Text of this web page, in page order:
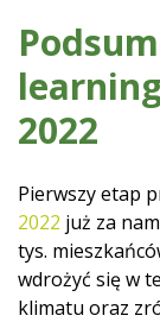
i klimatu
2022
Pierwszy etap
2022 już za
tys.
wdrożyć się w
klimatu oraz